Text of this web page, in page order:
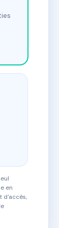
en
d'accès,